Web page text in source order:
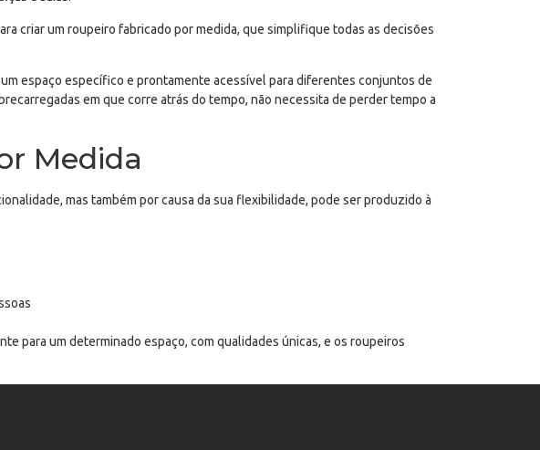
criar um roupeiro fabricado por medida, que simplifique todas as decisões
espaço específico e prontamente acessível para diferentes conjuntos de
em que corre atrás do tempo, não necessita de perder tempo a
Medida
mas também por causa da sua flexibilidade, pode ser produzido à
para um determinado espaço, com qualidades únicas, e os roupeiros